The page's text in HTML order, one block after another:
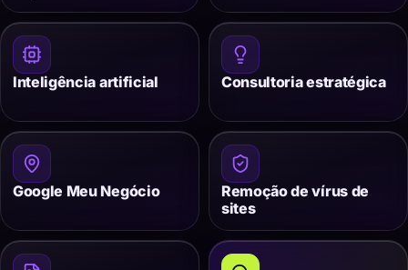
Inteligência artificial Consultoria estratégica
Google Meu Negócio
Remoção de vírus de
sites